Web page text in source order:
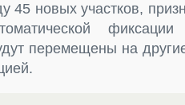
45 новых участков,
перемещены на